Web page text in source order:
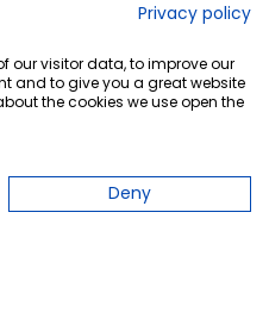
Privacy policy
our visitor data, to improve our
and to give you a great website
the cookies we use open the
Deny